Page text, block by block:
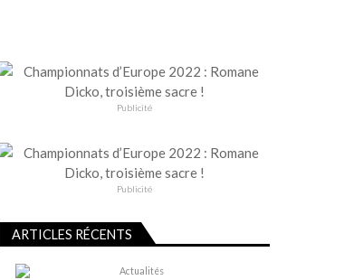
Publicité
Publicité
ARTICLES RÉCENTS
Actualités